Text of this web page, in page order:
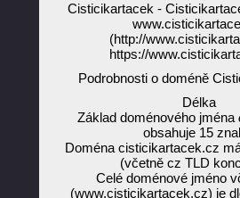
Cisticikartacek -
(http://
https://
Podrobnosti o doméně
Délka
Základ doménového jména
obsahuje 15
Doména cisticikartacek.cz
(včetně cz TLD
Celé doménové jméno
(www.cisticikartacek.cz) je